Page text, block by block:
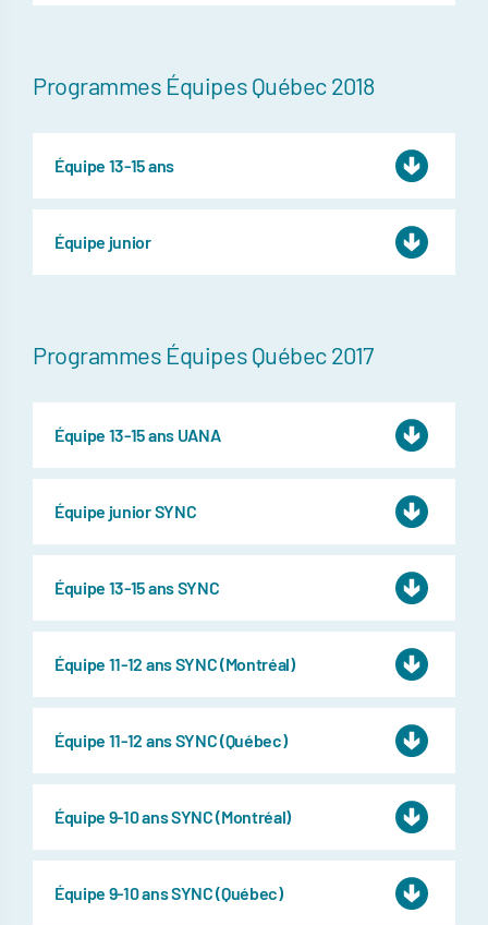
Programmes Équipes Québec 2018
Équipe 13-15 ans
Équipe junior
Programmes Équipes Québec 2017
Équipe 13-15 ans UANA
Équipe junior SYNC
Équipe 13-15 ans SYNC
Équipe 11-12 ans SYNC (Montréal)
Équipe 11-12 ans SYNC (Québec)
Équipe 9-10 ans SYNC (Montréal)
Équipe 9-10 ans SYNC (Québec)